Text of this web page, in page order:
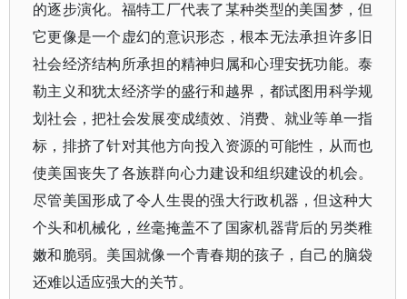
的逐步演化。福特工厂代表了某种类型的美国梦，但
它更像是一个虚幻的意识形态，根本无法承担许多旧
社会经济结构所承担的精神归属和心理安抚功能。泰
勒主义和犹太经济学的盛行和越界，都试图用科学规
划社会，把社会发展变成绩效、消费、就业等单一指
标，排挤了针对其他方向投入资源的可能性，从而也
使美国丧失了各族群向心力建设和组织建设的机会。
尽管美国形成了令人生畏的强大行政机器，但这种大
个头和机械化，丝毫掩盖不了国家机器背后的另类稚
嫩和脆弱。美国就像一个青春期的孩子，自己的脑袋
还难以适应强大的关节。